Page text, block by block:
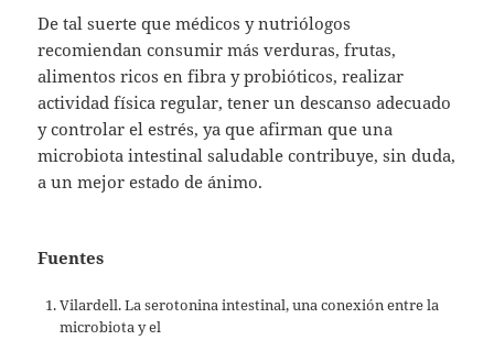
De tal suerte que médicos y nutriólogos
recomiendan consumir más verduras, frutas,
alimentos ricos en fibra y probióticos, realizar
actividad física regular, tener un descanso adecuado
y controlar el estrés, ya que afirman que una
microbiota intestinal saludable contribuye, sin duda,
a un mejor estado de ánimo.
Fuentes
Vilardell. La serotonina intestinal, una conexión entre la
microbiota y el